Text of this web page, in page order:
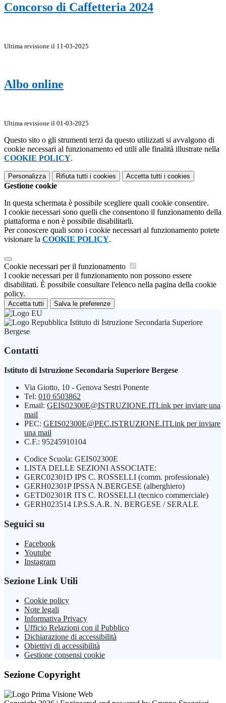
Concorso di Caffetteria 2024
Ultima revisione il 11-03-2025
Albo online
Ultima revisione il 01-03-2025
Questo sito o gli strumenti terzi da questo utilizzati si avvalgono di
cookie necessari al funzionamento ed utili alle finalità illustrate nella
COOKIE POLICY.
Personalizza Rifiuta tutti i cookies Accetta tutti i cookies
Gestione cookie
In questa schermata è possibile scegliere quali cookie consentire.
I cookie necessari sono quelli che consentono il funzionamento della
piattaforma e non è possibile disabilitarli.
Per conoscere quali sono i cookie necessari al funzionamento potete
visionare la COOKIE POLICY.
Cookie necessari per il funzionamento
I cookie necessari per il funzionamento non possono essere
disabilitati. È possibile consultare l'elenco nella pagina della cookie
policy.
Accetta tutti Salva le preferenze
Istituto di Istruzione Secondaria Superiore
Bergese
Contatti
Istituto di Istruzione Secondaria Superiore Bergese
Via Giotto, 10 - Genova Sestri Ponente
Tel: 010 6503862
Email: GEIS02300E@ISTRUZIONE.ITLink per inviare una
mail
PEC: GEIS02300E@PEC.ISTRUZIONE.ITLink per inviare
una mail
C.F.: 95245910104
Codice Scuola: GEIS02300E
LISTA DELLE SEZIONI ASSOCIATE:
GERC02301D IPS C. ROSSELLI (comm. professionale)
GERH02301P IPSSA N.BERGESE (alberghiero)
GETD02301R ITS C. ROSSELLI (tecnico commerciale)
GERH023514 I.P.S.S.A.R. N. BERGESE / SERALE
Seguici su
Facebook
Youtube
Instagram
Sezione Link Utili
Cookie policy
Note legali
Informativa Privacy
Ufficio Relazioni con il Pubblico
Dichiarazione di accessibilità
Obiettivi di accessibilità
Gestione consensi cookie
Sezione Copyright